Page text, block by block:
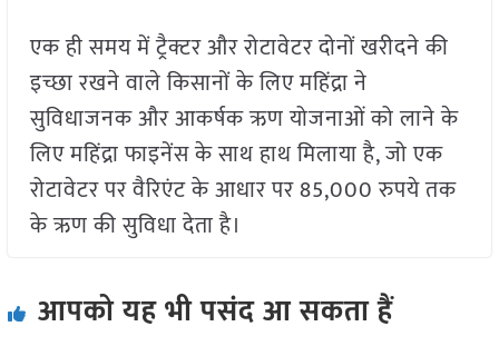
एक ही समय में ट्रैक्टर और रोटावेटर दोनों खरीदने की
इच्छा रखने वाले किसानों के लिए महिंद्रा ने
सुविधाजनक और आकर्षक ऋण योजनाओं को लाने के
लिए महिंद्रा फाइनेंस के साथ हाथ मिलाया है, जो एक
रोटावेटर पर वैरिएंट के आधार पर 85,000 रुपये तक
के ऋण की सुविधा देता है।
आपको यह भी पसंद आ सकता हैं